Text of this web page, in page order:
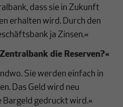
dass sie in Zukunft
erhalten wird. Durch den
ja Zinsen.«
die Reserven?«
Sie werden einfach in
Das Geld wird neu
Bargeld gedruckt wird.«